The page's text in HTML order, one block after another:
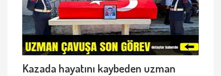
Kazada hayatını kaybeden uzman